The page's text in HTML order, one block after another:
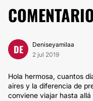
DE
Deniseyamilaa
2 jul 2019
Hola hermosa, cuantos
aires y la diferencia de
conviene viajar hasta allá